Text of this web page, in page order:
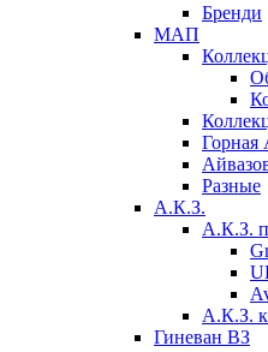
Бренди
МАП
Разные
А.К.З.
А.К.З.
А.К.З.
Гиневан ВЗ